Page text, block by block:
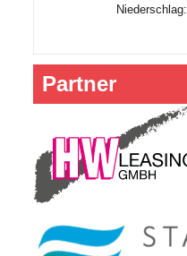
Niederschlag:
Partner